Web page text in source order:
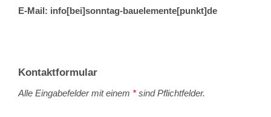
E-Mail: info[bei]sonntag-bauelemente[punkt]de
Kontaktformular
Alle Eingabefelder mit einem * sind Pflichtfelder.